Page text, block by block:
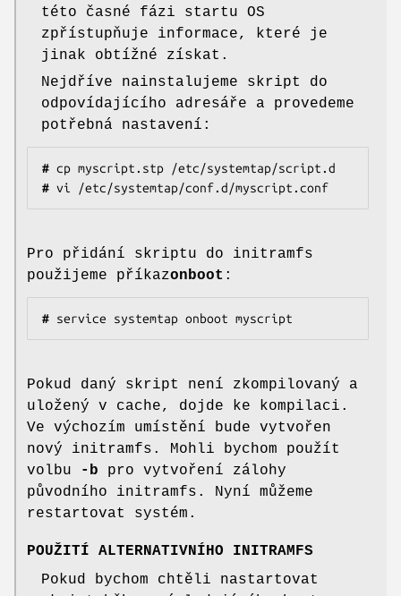
této časné fázi startu OS
zpřístupňuje informace, které je
jinak obtížné získat.
Nejdříve nainstalujeme skript do
odpovídajícího adresáře a provedeme
potřebná nastavení:
#
# vi /etc/systemtap/conf.d/myscript.conf
Pro přidání skriptu do initramfs
použijeme příkazonboot :
# service systemtap onboot myscript
Pokud daný skript není zkompilovaný a
uložený v cache, dojde ke kompilaci.
Ve výchozím umístění bude vytvořen
nový initramfs. Mohli bychom použít
volbu
-b pro vytvoření zálohy
původního initramfs. Nyní můžeme
restartovat systém.
POUŽITÍ ALTERNATIVNÍHO INITRAMFS
Pokud bychom chtěli nastartovat